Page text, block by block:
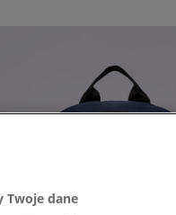
Twoje dane